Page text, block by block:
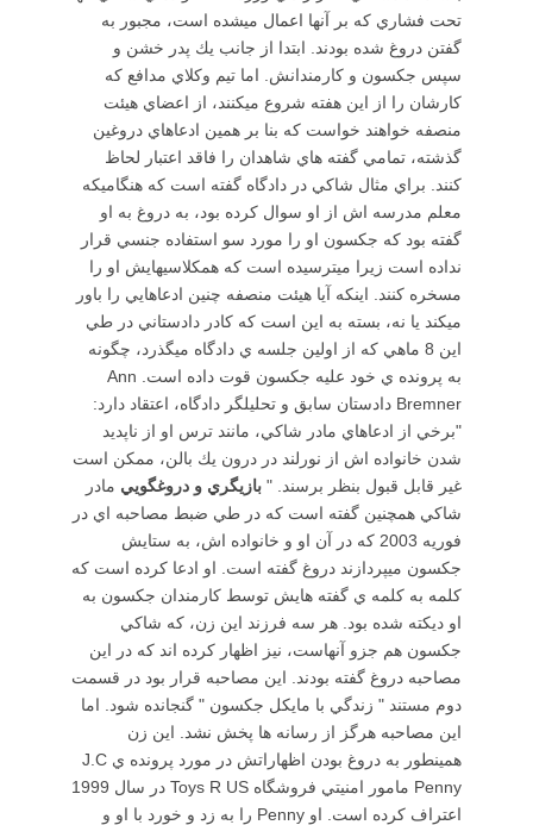
تحت فشاري كه بر آنها اعمال ميشده است، مجبور به
گفتن دروغ شده بودند. ابتدا از جانب يك پدر خشن و
سپس جكسون و كارمندانش. اما تيم وكلاي مدافع كه
كارشان را از اين هفته شروع ميكنند، از اعضاي هيئت
منصفه خواهند خواست كه بنا بر همين ادعاهاي دروغين
گذشته، تمامي گفته هاي شاهدان را فاقد اعتبار لحاظ
كنند. براي مثال شاكي در دادگاه گفته است كه هنگاميكه
معلم مدرسه اش از او سوال كرده بود، به دروغ به او
گفته بود كه جكسون او را مورد سو استفاده جنسي قرار
نداده است زيرا ميترسيده است كه همكلاسيهايش او را
مسخره كنند. اينكه آيا هيئت منصفه چنين ادعاهايي را باور
ميكند يا نه، بسته به اين است كه كادر دادستاني در طي
اين 8 ماهي كه از اولين جلسه ي دادگاه ميگذرد، چگونه
به پرونده ي خود عليه جكسون قوت داده است. Ann
Bremner دادستان سابق و تحليلگر دادگاه، اعتقاد دارد:
"برخي از ادعاهاي مادر شاكي، مانند ترس او از ناپديد
شدن خانواده اش از نورلند در درون يك بالن، ممكن است
غير قابل قبول بنظر برسند. " بازيگري و دروغگويي مادر
شاكي همچنين گفته است كه در طي ضبط مصاحبه اي در
فوريه 2003 كه در آن او و خانواده اش، به ستايش
جكسون ميپردازند دروغ گفته است. او ادعا كرده است كه
كلمه به كلمه ي گفته هايش توسط كارمندان جكسون به
او ديكته شده بود. هر سه فرزند اين زن، كه شاكي
جكسون هم جزو آنهاست، نيز اظهار كرده اند كه در اين
مصاحبه دروغ گفته بودند. اين مصاحبه قرار بود در قسمت
دوم مستند " زندگي با مايكل جكسون " گنجانده شود. اما
اين مصاحبه هرگز از رسانه ها پخش نشد. اين زن
همينطور به دروغ بودن اظهاراتش در مورد پرونده ي J.C
Penny مامور امنيتي فروشگاه Toys R US در سال 1999
اعتراف كرده است. او Penny را به زد و خورد با او و